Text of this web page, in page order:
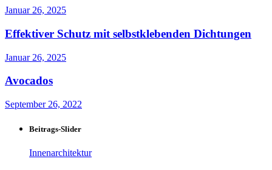
Januar 26, 2025
Effektiver Schutz mit selbstklebenden Dichtungen
Januar 26, 2025
Avocados
September 26, 2022
Beitrags-Slider
Innenarchitektur